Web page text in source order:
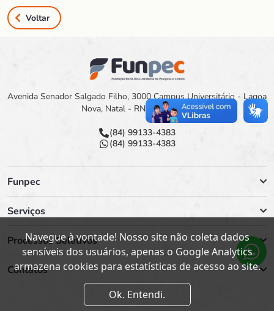
Voltar
Avenida Senador Salgado Filho, 3000 Campus Universitário - Lagoa
Nova, Natal - RN, 59078-900
(84) 99133-4383
(84) 99133-4383
Funpec
Serviços
Processos Seletivos
Contatos
Navegue à vontade! Nosso site não coleta dados
sensíveis dos usuários, apenas o Google Analytics
armazena cookies para estatísticas de acesso ao site.
Ok. Entendi.